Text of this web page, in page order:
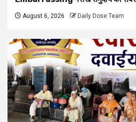
August 6, 2026 Daily Dose Team